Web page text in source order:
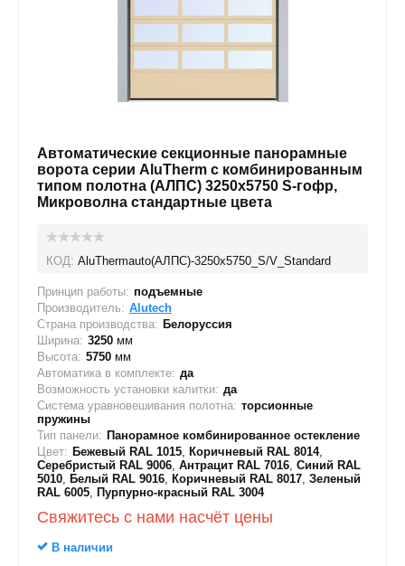
Автоматические секционные панорамные
ворота серии AluTherm с комбинированным
типом полотна (АЛПС) 3250х5750 S-гофр,
Микроволна стандартные цвета
КОД: AluThermauto(АЛПС)-3250х5750_S/V_Standard
Принцип работы: подъемные
Производитель: Alutech
Страна производства: Белоруссия
Ширина: 3250 мм
Высота: 5750 мм
Автоматика в комплекте: да
Возможность установки калитки: да
Система уравновешивания полотна: торсионные
пружины
Тип панели: Панорамное комбинированное остекление
Цвет: Бежевый RAL 1015, Коричневый RAL 8014,
Серебристый RAL 9006, Антрацит RAL 7016, Синий RAL
5010, Белый RAL 9016, Коричневый RAL 8017, Зеленый
RAL 6005, Пурпурно-красный RAL 3004
Свяжитесь с нами насчёт цены
В наличии